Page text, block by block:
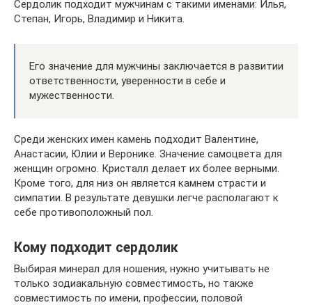
Сердолик подходит мужчинам с такими именами: Илья,
Степан, Игорь, Владимир и Никита.
Его значение для мужчины заключается в развитии
ответственности, уверенности в себе и
мужественности.
Среди женских имен камень подходит Валентине,
Анастасии, Юлии и Веронике. Значение самоцвета для
женщин огромно. Кристалл делает их более верными.
Кроме того, для низ он является камнем страсти и
симпатии. В результате девушки легче располагают к
себе противоположный пол.
Кому подходит сердолик
Выбирая минерал для ношения, нужно учитывать не
только зодиакальную совместимость, но также
совместимость по имени, профессии, половой